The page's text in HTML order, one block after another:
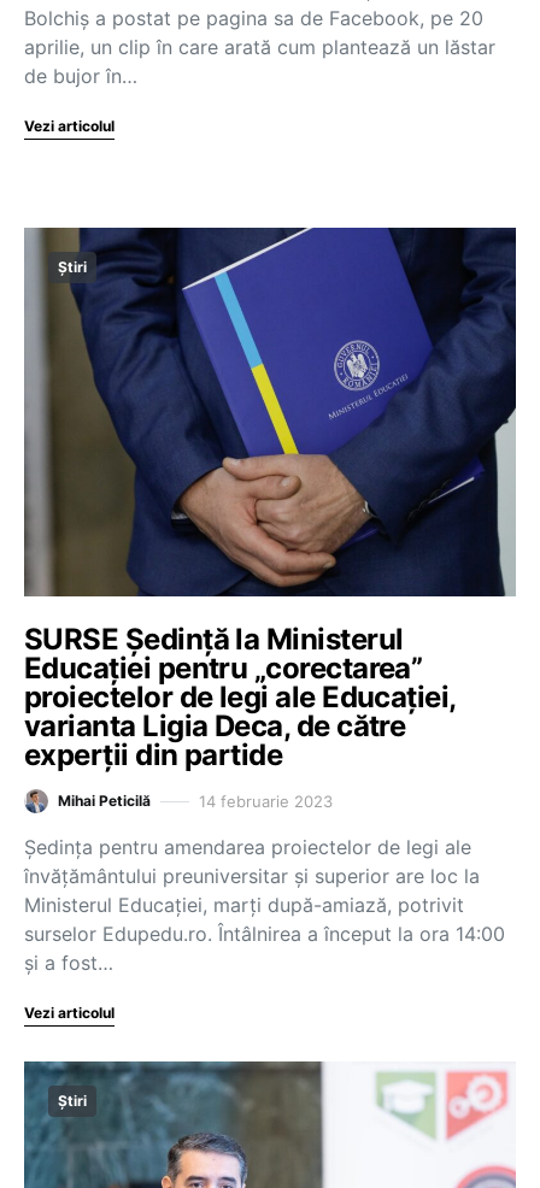
Bolchiș a postat pe pagina sa de Facebook, pe 20
aprilie, un clip în care arată cum plantează un lăstar
de bujor în…
Vezi articolul
Știri
SURSE Ședință la Ministerul
Educației pentru „corectarea”
proiectelor de legi ale Educației,
varianta Ligia Deca, de către
experții din partide
Mihai Peticilă 14 februarie 2023
Ședința pentru amendarea proiectelor de legi ale
învățământului preuniversitar și superior are loc la
Ministerul Educației, marți după-amiază, potrivit
surselor Edupedu.ro. Întâlnirea a început la ora 14:00
și a fost…
Vezi articolul
Știri